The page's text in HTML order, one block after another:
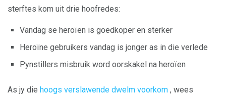
sterftes kom uit drie hoofredes:
Vandag se heroïen is goedkoper en sterker
Heroïne gebruikers vandag is jonger as in die verlede
Pynstillers misbruik word oorskakel na heroïen
As jy die hoogs verslawende dwelm voorkom , wees